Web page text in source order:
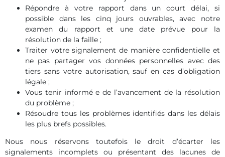
Répondre à votre rapport dans un court délai, si
possible dans les cinq jours ouvrables, avec notre
examen du rapport et une date prévue pour la
résolution de la faille ;
Traiter votre signalement de manière confidentielle et
ne pas partager vos données personnelles avec des
tiers sans votre autorisation, sauf en cas d’obligation
légale ;
Vous tenir informé e de l’avancement de la résolution
du problème ;
Résoudre tous les problèmes identifiés dans les délais
les plus brefs possibles.
Nous nous réservons toutefois le droit d’écarter les
signalements incomplets ou présentant des lacunes de